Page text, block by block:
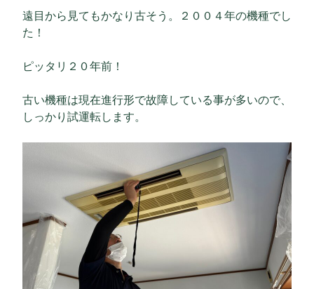
遠目から見てもかなり古そう。２００４年の機種でし
た！
ピッタリ２０年前！
古い機種は現在進行形で故障している事が多いので、
しっかり試運転します。